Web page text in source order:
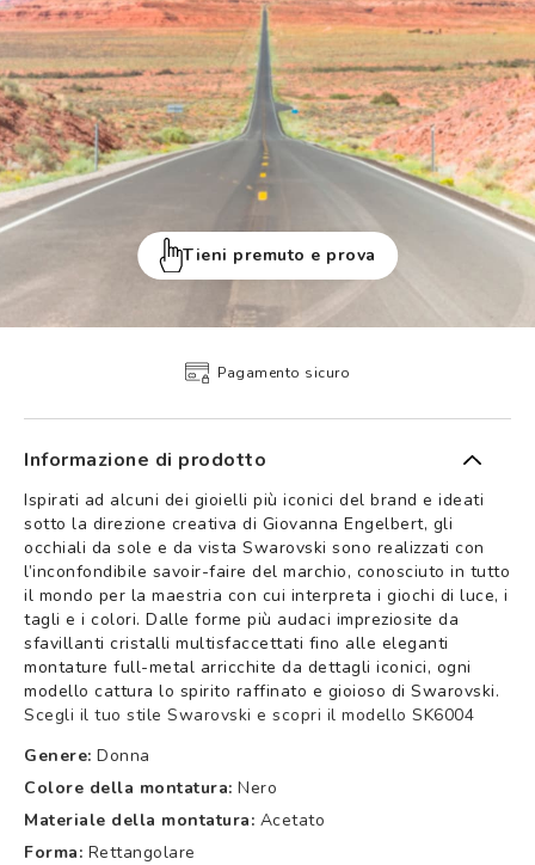
Tieni premuto e prova
Pagamento sicuro
Informazione di prodotto
Ispirati ad alcuni dei gioielli più iconici del brand e ideati
sotto la direzione creativa di Giovanna Engelbert, gli
occhiali da sole e da vista Swarovski sono realizzati con
l’inconfondibile savoir-faire del marchio, conosciuto in tutto
il mondo per la maestria con cui interpreta i giochi di luce, i
tagli e i colori. Dalle forme più audaci impreziosite da
sfavillanti cristalli multisfaccettati fino alle eleganti
montature full-metal arricchite da dettagli iconici, ogni
modello cattura lo spirito raffinato e gioioso di Swarovski.
Scegli il tuo stile Swarovski e scopri il modello SK6004
Genere: Donna
Colore della montatura: Nero
Materiale della montatura: Acetato
Forma: Rettangolare